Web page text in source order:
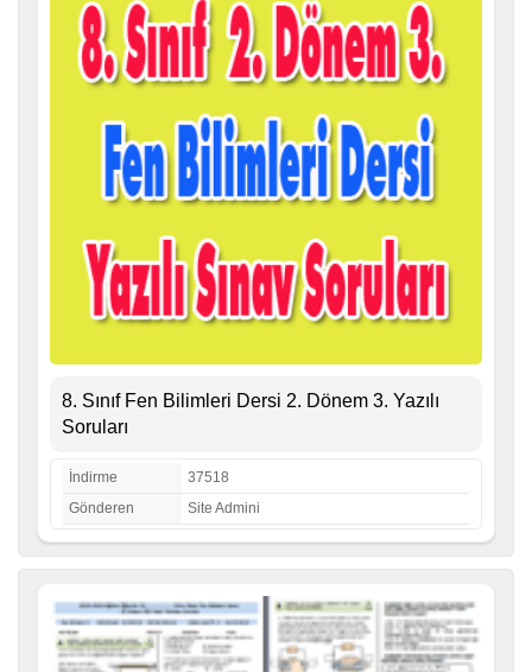
8. Sınıf Fen Bilimleri Dersi 2. Dönem 3. Yazılı
Soruları
İndirme
37518
Gönderen
Site Admini